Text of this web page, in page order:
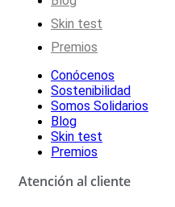
Skin test
Premios
Conócenos
Sostenibilidad
Somos Solidarios
Blog
Skin test
Premios
Atención al cliente